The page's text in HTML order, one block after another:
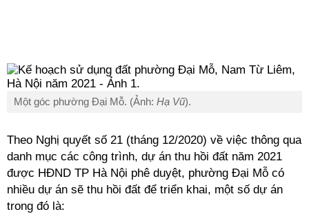
Một góc phường Đại Mỗ. (Ảnh: Hạ Vũ).
Theo Nghị quyết số 21 (tháng 12/2020) về việc thông qua
danh mục các công trình, dự án thu hồi đất năm 2021
được HĐND TP Hà Nội phê duyệt, phường Đại Mỗ có
nhiều dự án sẽ thu hồi đất để triển khai, một số dự án
trong đó là: